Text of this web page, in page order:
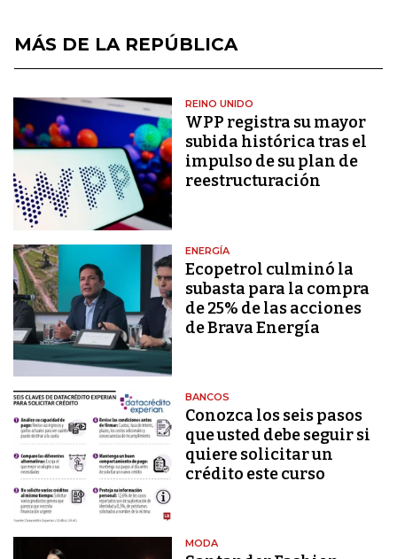
MÁS DE LA REPÚBLICA
REINO UNIDO
WPP registra su mayor
subida histórica tras el
impulso de su plan de
reestructuración
ENERGÍA
Ecopetrol culminó la
subasta para la compra
de 25% de las acciones
de Brava Energía
BANCOS
Conozca los seis pasos
que usted debe seguir si
quiere solicitar un
crédito este curso
MODA